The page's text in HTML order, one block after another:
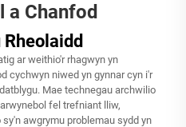
a Chanfod
ar weithio'r rhagwyn yn
cychwyn niwed yn gynnar cyn i'r
Mae technegau archwilio
fel trefniant lliw,
awgrymu problemau sydd yn